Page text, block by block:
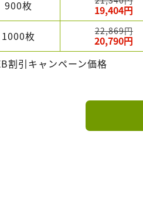
900枚
19,404円
1000枚
22,869円
20,790円
割引キャンペーン価格